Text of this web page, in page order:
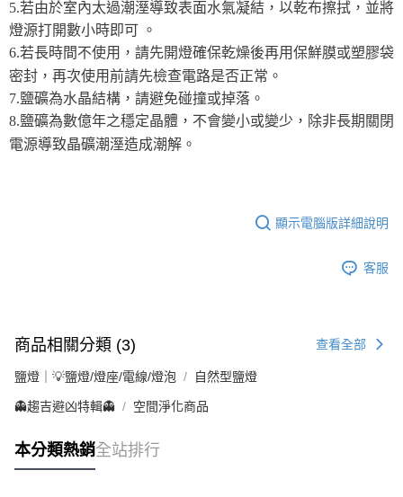
5.若由於室內太過潮溼導致表面水氣凝結，以乾布擦拭，並將
燈源打開數小時即可 。
6.若長時間不使用，請先開燈確保乾燥後再用保鮮膜或塑膠袋
密封，再次使用前請先檢查電路是否正常。
7.鹽礦為水晶結構，請避免碰撞或掉落。
8.鹽礦為數億年之穩定晶體，不會變小或變少，除非長期關閉
電源導致晶礦潮溼造成潮解。
顯示電腦版詳細說明
客服
商品相關分類 (3) 查看全部
鹽燈｜💡鹽燈/燈座/電線/燈泡 自然型鹽燈
👻趨吉避凶特輯👻 空間淨化商品
本分類熱銷全站排行